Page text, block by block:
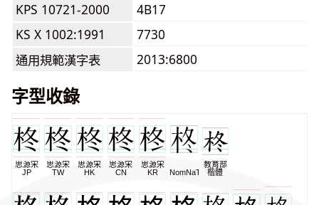
KPS 10721-2000
4B17
KS X 1002:1991
7730
通用規範漢字表
2013:6800
字型收錄
思源宋
JP
思源宋
TW
思源宋
HK
思源宋
CN
思源宋
KR
NomNaTong
教育部
楷體